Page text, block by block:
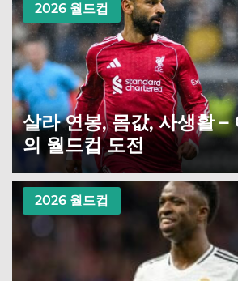
2026 월드컵
살라 연봉, 몸값, 사생활 –
의 월드컵 도전
2026 월드컵